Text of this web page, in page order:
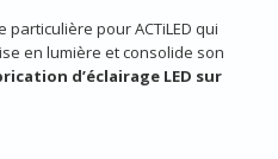
pour ACTiLED qui
en lumière et consolide son
d’éclairage LED sur